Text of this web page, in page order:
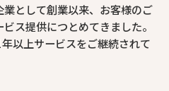
として創業以来、お客様のご
ス提供につとめてきました。
以上サービスをご継続されて